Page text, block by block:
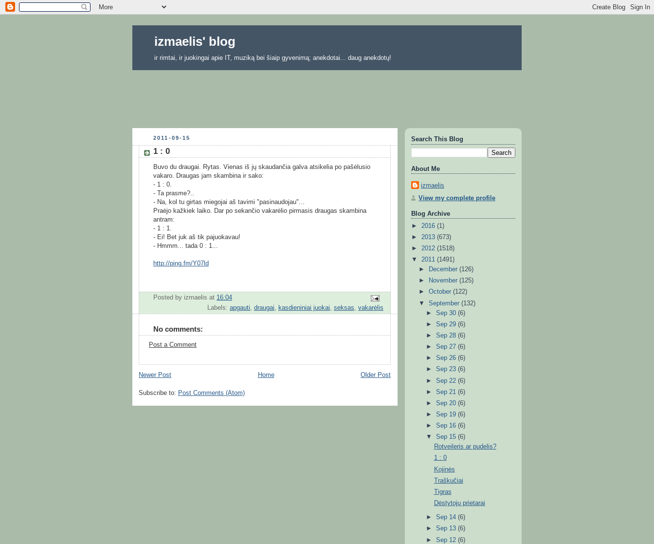
izmaelis' blog
ir rimtai, ir juokingai apie IT, muziką bei šiaip gyvenimą; anekdotai... daug anekdotų!
2011-09-15
1 : 0
Buvo du draugai. Rytas. Vienas iš jų skaudančia galva atsikelia po pašėlusio
vakaro. Draugas jam skambina ir sako:
- 1 : 0.
- Ta prasme?..
- Na, kol tu girtas miegojai aš tavimi "pasinaudojau"...
Praėjo kažkiek laiko. Dar po sekančio vakarėlio pirmasis draugas skambina
antram:
- 1 : 1.
- Ei! Bet juk aš tik pajuokavau!
- Hmmm... tada 0 : 1...
http://ping.fm/Y07ld
Posted by izmaelis at 16:04
Labels: apgauti draugai kasdieniniai juokai seksas vakarėlis
No comments:
Post a Comment
Newer Post Older Post
Home
Subscribe to: Post Comments (Atom)
Search This Blog
About Me
izmaelis
View my complete profile
Blog Archive
► 2016 (1)
► 2013 (673)
► 2012 (1518)
▼ 2011 (1491)
►
December(126)
►
November(125)
►October(122)
▼September(132)
►Sep 30(6)
►Sep 29(6)
►Sep 28(6)
►Sep 27(6)
►Sep 26(6)
►Sep 23(6)
►Sep 22(6)
►Sep 21(6)
►Sep 20(6)
►Sep 19(6)
►Sep 16(6)
▼Sep 15(6)
Rotveileris ar pudelis?
1 : 0
Kojinės
Traškučiai
Tigras
Dėstytojų prietarai
►Sep 14(6)
►Sep 13(6)
►Sep 12(6)